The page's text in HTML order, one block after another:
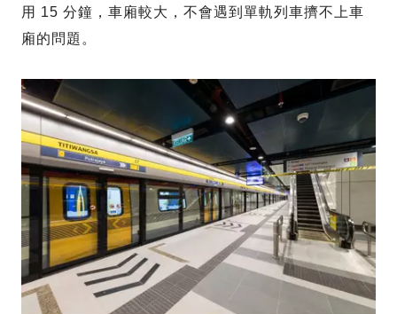
用 15 分鐘，車廂較大，不會遇到單軌列車擠不上車
廂的問題。